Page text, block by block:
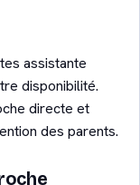
assistante
disponibilité.
directe et
des parents.